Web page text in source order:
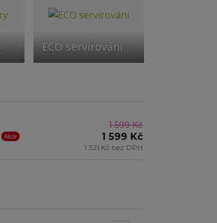
ECO servírování
Akce
1 599 Kč
1 599 Kč
1 321 Kč bez DPH